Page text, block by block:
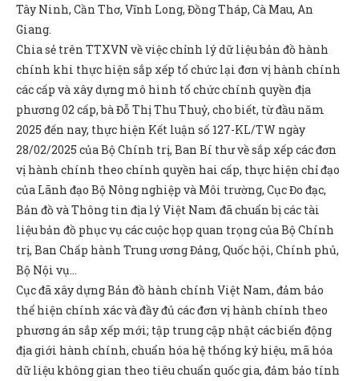
Tây Ninh, Cần Thơ, Vĩnh Long, Đồng Tháp, Cà Mau, An
Giang.
Chia sẻ trên TTXVN về việc chỉnh lý dữ liệu bản đồ hành
chính khi thực hiện sắp xếp tổ chức lại đơn vị hành chính
các cấp và xây dựng mô hình tổ chức chính quyền địa
phương 02 cấp, bà Đỗ Thị Thu Thuỷ, cho biết, từ đầu năm
2025 đến nay, thực hiện Kết luận số 127-KL/TW ngày
28/02/2025 của Bộ Chính trị, Ban Bí thư về sắp xếp các đơn
vị hành chính theo chính quyền hai cấp, thực hiện chỉ đạo
của Lãnh đạo Bộ Nông nghiệp và Môi trường, Cục Đo đạc,
Bản đồ và Thông tin địa lý Việt Nam đã chuẩn bị các tài
liệu bản đồ phục vụ các cuộc họp quan trọng của Bộ Chính
trị, Ban Chấp hành Trung ương Đảng, Quốc hội, Chính phủ,
Bộ Nội vụ…
Cục đã xây dựng Bản đồ hành chính Việt Nam, đảm bảo
thể hiện chính xác và đầy đủ các đơn vị hành chính theo
phương án sắp xếp mới; tập trung cập nhật các biến động
địa giới hành chính, chuẩn hóa hệ thống ký hiệu, mã hóa
dữ liệu không gian theo tiêu chuẩn quốc gia, đảm bảo tính